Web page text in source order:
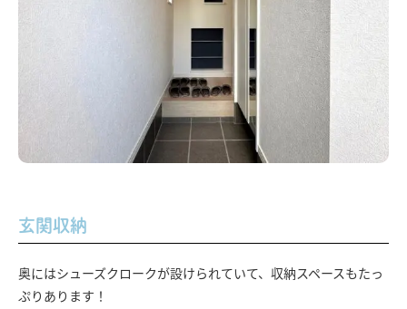
玄関収納
奥にはシューズクロークが設けられていて、収納スペースもたっ
ぷりあります！